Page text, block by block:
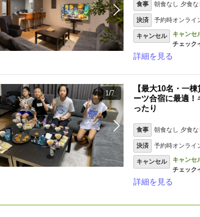
食事 朝食なし 夕食な
決済 予約時オンライ
キャンセル
詳細を見る
1/7
【最大10名・一
ーツ合宿に最適
ったり
食事 朝食なし 夕食な
決済 予約時オンライ
キャンセル
詳細を見る